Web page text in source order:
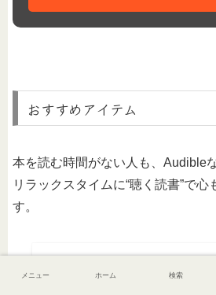
おすすめアイテム
本を読む時間がない人も、Audible
リラックスタイムに“聴く読書”で心
す。
メニュー ホーム 検索